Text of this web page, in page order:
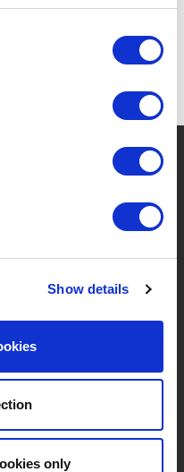
Show details
only
Über Uns
Stellenangebote
MY LIVWISE-PRO LOGIN